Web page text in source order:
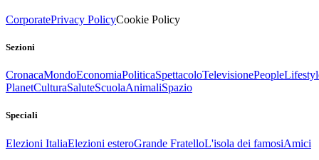
CorporatePrivacy PolicyCookie Policy
Sezioni
CronacaMondoEconomiaPoliticaSpettacoloTelevisionePeople
PlanetCulturaSaluteScuolaAnimaliSpazio
Speciali
Elezioni ItaliaElezioni esteroGrande FratelloL'isola dei famosiAmici